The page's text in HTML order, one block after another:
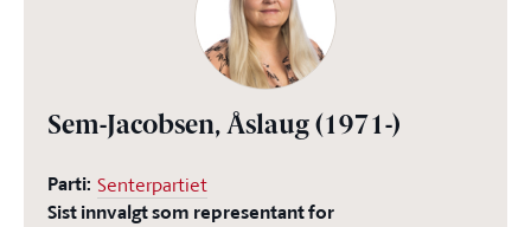
Sem-Jacobsen, Åslaug (1971-)
Parti: Senterpartiet
Sist innvalgt som representant for